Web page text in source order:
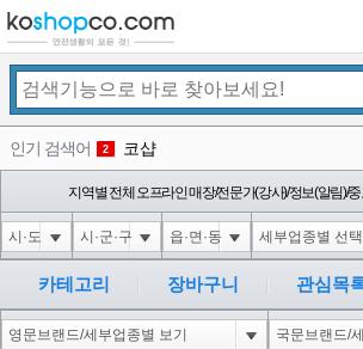
인기 검색어 2 코샵
3 익스
4 미끄럼방지
5 대성설렁탕
6
지역별 전체 오프라인 매장/전문가(강사)/정보(알림)/
카테고리 장바구니 관심목